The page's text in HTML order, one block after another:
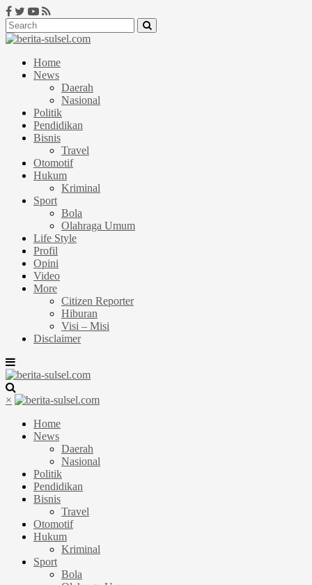
Home
News
Daerah
Nasional
Politik
Pendidikan
Bisnis
Travel
Otomotif
Hukum
Kriminal
Sport
Bola
Olahraga Umum
Life Style
Profil
Opini
Video
More
Citizen Reporter
Hiburan
Visi – Misi
Disclaimer
×
Home
News
Daerah
Nasional
Politik
Pendidikan
Bisnis
Travel
Otomotif
Hukum
Kriminal
Sport
Bola